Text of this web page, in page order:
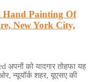
Painting Of
New York City,
अपनों को यादगार तोहफा यह
न्यूयॉर्क शहर, यूएसए की